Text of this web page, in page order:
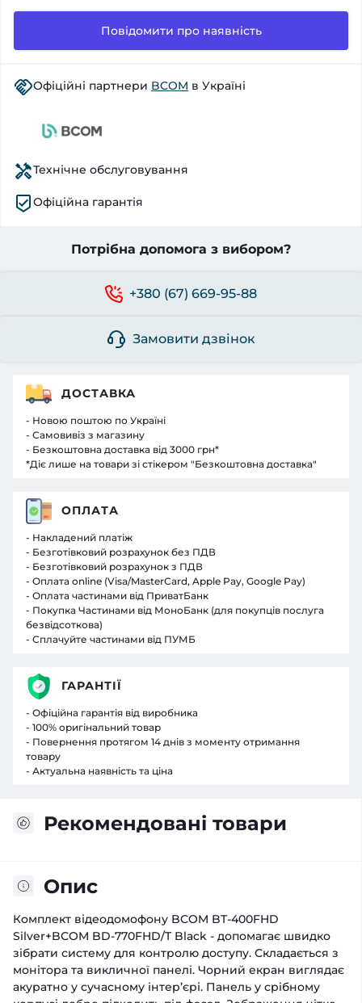
Повідомити про наявність
Офіційні партнери BCOM в Україні
Технічне обслуговування
Офіційна гарантія
Потрібна допомога з вибором?
+380 (67) 669-95-88
Замовити дзвінок
Рекомендовані товари
Опис
Комплект відеодомофону BCOM BT-400FHD
Silver+BCOM BD-770FHD/T Black - допомагає швидко
зібрати систему для контролю доступу. Складається з
монітора та викличної панелі. Чорний екран виглядає
акуратно у сучасному інтер’єрі. Панель у срібному
ДОСТАВКА
- Новою поштою по Україні
- Самовивіз з магазину
- Безкоштовна доставка від 3000 грн*
*Діє лише на товари зі стікером "Безкоштовна доставка"
ОПЛАТА
- Накладений платіж
- Безготівковий розрахунок без ПДВ
- Безготівковий розрахунок з ПДВ
- Оплата online (Visa/MasterCard, Apple Pay, Google Pay)
- Оплата частинами від ПриватБанк
- Покупка Частинами від МоноБанк (для покупців послуга
безвідсоткова)
- Сплачуйте частинами від ПУМБ
ГАРАНТІЇ
- Офіційна гарантія від виробника
- 100% оригінальний товар
- Повернення протягом 14 днів з моменту отримання
товару
- Актуальна наявність та ціна